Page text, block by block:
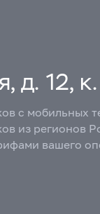
д. 12,
с мобильных
из регионов
вашего